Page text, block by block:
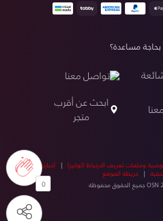
0
بحاجة مساعدة؟
تواصل معنا
ابحث عن أقرب
متجر
وملفات تعريف الارتباط (كوكيز) | أخبارنا|أخبار
|خريطة الموقع